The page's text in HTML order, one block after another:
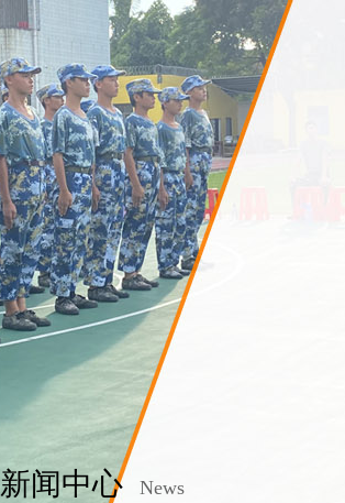
新闻中心 News